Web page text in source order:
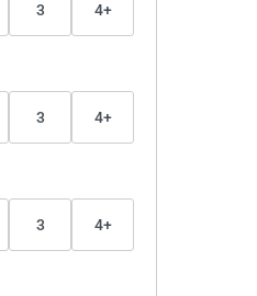
3 4+
3 4+
3 4+